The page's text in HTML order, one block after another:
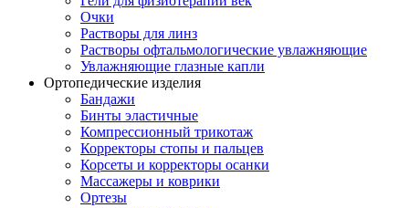
Очки
Растворы для линз
Растворы офтальмологические увлажняющие
Увлажняющие глазные капли
Ортопедические изделия
Бандажи
Бинты эластичные
Компрессионный трикотаж
Корректоры стопы и пальцев
Корсеты и корректоры осанки
Массажеры и коврики
Ортезы